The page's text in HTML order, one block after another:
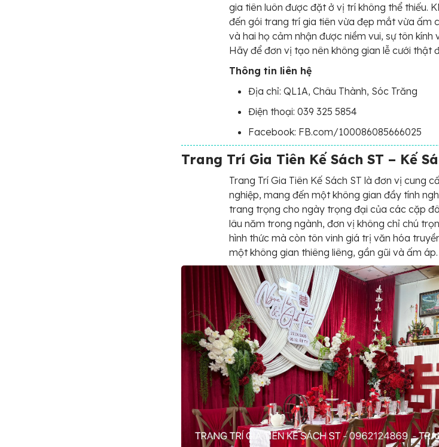
gia tiên luôn được đặt ở vị trí không thể thiếu.
đến gói trang trí gia tiên vừa đẹp mắt vừa ấm
và hai họ cảm nhận được niềm vui, sự tôn kính
Hãy để đơn vị tạo nên không gian lễ cưới thật
Thông tin liên hệ
Địa chỉ: QL1A, Châu Thành, Sóc Trăng
Điện thoại: 039 325 5854
Facebook: FB.com/100086085666025
Trang Trí Gia Tiên Kế Sách ST – Kế
Trang Trí Gia Tiên Kế Sách ST là đơn vị cung
nghiệp, mang đến một không gian đầy tính
trang trọng cho ngày trọng đại của các cặp
lâu năm trong ngành, đơn vị không chỉ chú
hình thức mà còn tôn vinh giá trị văn hóa
một không gian thiêng liêng, gần gũi và ấm áp.